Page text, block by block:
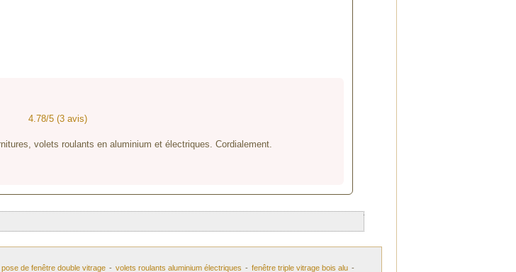
4.78/5 (3 avis)
volets roulants en aluminium et électriques. Cordialement.
pose de fenêtre double vitrage - volets roulants aluminium électriques - fenêtre triple vitrage bois alu -